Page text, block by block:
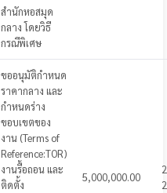
สำนักหอสมุด
กลาง โดยวิธี
กรณีพิเศษ
ขออนุมัติกำหนด
ราคากลาง และ
กำหนดร่าง
ขอบเขตของ
งาน (Terms of
Reference:TOR)
งานรื้อถอน และ
ติดตั้ง
5,000,000.00